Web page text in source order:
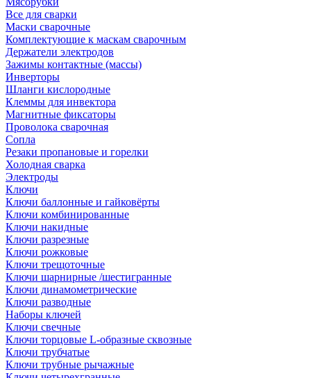
Все для сварки
Маски сварочные
Комплектующие к маскам сварочным
Держатели электродов
Зажимы контактные (массы)
Инверторы
Шланги кислородные
Клеммы для инвектора
Магнитные фиксаторы
Проволока сварочная
Сопла
Резаки пропановые и горелки
Холодная сварка
Электроды
Ключи
Ключи баллонные и гайковёрты
Ключи комбинированные
Ключи накидные
Ключи разрезные
Ключи рожковые
Ключи трещоточные
Ключи шарнирные /шестигранные
Ключи динамометрические
Ключи разводные
Наборы ключей
Ключи свечные
Ключи торцовые L-образные сквозные
Ключи трубчатые
Ключи трубные рычажные